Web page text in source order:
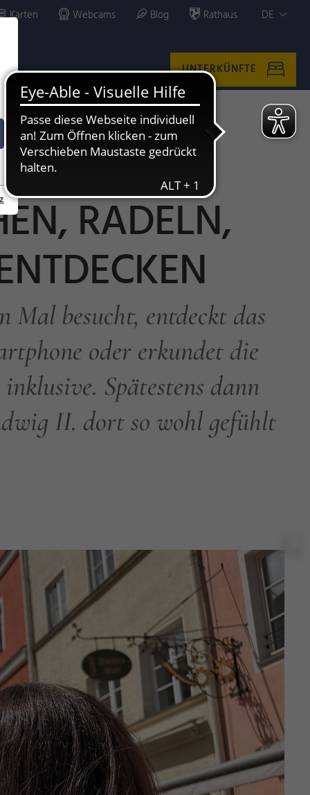
Karten Webcams Blog Rathaus DE
UNTERKÜNFTE
RADELN,
Mal besucht, entdeckt das
oder erkundet die
Spätestens dann
II. dort so wohl gefühlt
©
ü
s
s
e
n
T
o
ri
s
m
u
u
n
M
k
e
ti
n